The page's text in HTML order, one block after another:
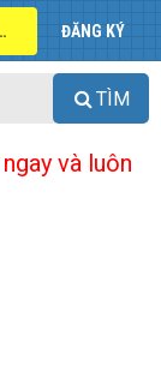
ĐĂNG KÝ
TÌM
và luôn